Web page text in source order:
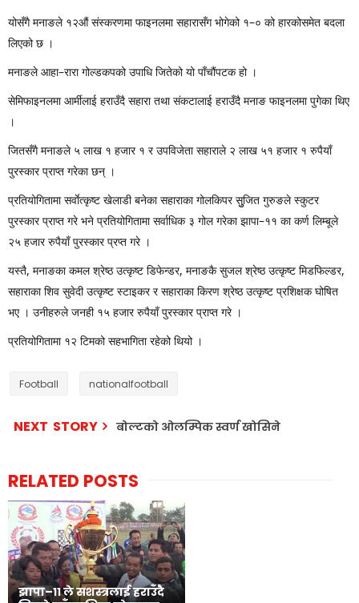
योसँगै मनाङले १२औं संस्करणमा फाइनलमा सहारासँग भोगेको १–० को हारकोसमेत बदला
लिएको छ ।
मनाङले आहा–रारा गोल्डकपको उपाधि जितेको यो पाँचौंपटक हो ।
सेमिफाइनलमा आर्मीलाई हराउँदै सहारा तथा संकटालाई हराउँदै मनाङ फाइनलमा पुगेका थिए
।
जितसँगै मनाङले ५ लाख १ हजार १ र उपविजेता सहाराले २ लाख ५१ हजार १ रुपैयाँ
पुरस्कार प्राप्त गरेका छन् ।
प्रतियोगितामा सर्वाेत्कृष्ट खेलाडी बनेका सहाराका गोलकिपर सुुजित गुरुङले स्कुटर
पुरस्कार प्राप्त गरे भने प्रतियोगितामा सर्वाधिक ३ गोल गरेका झापा–११ का कर्ण लिम्बूले
२५ हजार रुपैयाँ पुरस्कार प्रप्त गरे ।
यस्तै, मनाङका कमल श्रेष्ठ उत्कृष्ट डिफेन्डर, मनाङकै सुजल श्रेष्ठ उत्कृष्ट मिडफिल्डर,
सहाराका शिव सुवेदी उत्कृष्ट स्टाइकर र सहाराका किरण श्रेष्ठ उत्कृष्ट प्रशिक्षक घोषित
भए । उनीहरुले जनही १५ हजार रुपैयाँ पुरस्कार प्राप्त गरे ।
प्रतियोगितामा १२ टिमको सहभागिता रहेको थियो ।
Football nationalfootball
NEXT STORY बोल्टको ओलम्पिक स्वर्ण खोसिने
RELATED POSTS
झापा–११ ले सशस्त्रलाई हराउँदै